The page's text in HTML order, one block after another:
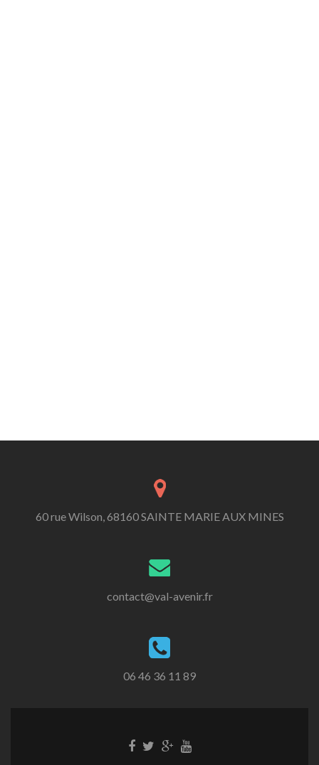
60 rue Wilson, 68160 SAINTE MARIE AUX MINES
contact@val-avenir.fr
06 46 36 11 89